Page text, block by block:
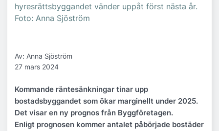
hyresrättsbyggandet vänder uppåt först nästa år.
Foto: Anna Sjöström
Av: Anna Sjöström
27 mars 2024
Kommande räntesänkningar tinar upp
bostadsbyggandet som ökar marginellt under 2025.
Det visar en ny prognos från Byggföretagen.
Enligt prognosen kommer antalet påbörjade bostäder